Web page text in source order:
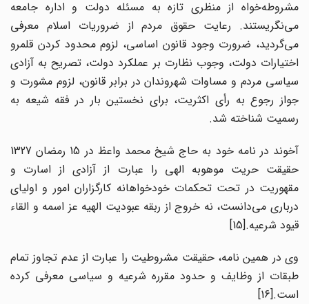
مشروطه‌خواه از منظری تازه به مسئله دولت و اداره جامعه
می‌نگریستند. رعایت حقوق مردم از ضروریات اسلام معرفی
می‌گردید، ضرورت وجود قانون اساسی، لزوم محدود کردن قلمرو
اختیارات دولت، وجوب نظارت بر عملکرد دولت، تصریح به آزادی
سیاسی مردم و مساوات شهروندان در برابر قانون، لزوم مشورت و
جواز رجوع به رأی اکثریت، برای نخستین بار در فقه شیعه به
رسمیت شناخته شد.
آخوند در نامه خود به حاج شیخ محمد واعظ در 15 رمضان 1327
حقیقت حریت موهوبه الهی را عبارت از آزادی از اسارت و
مقهوریت در تحت تحکمات خودخواهانه کارگزاران امور و اولیای
درباری می‌دانست، نه خروج از ربقه عبودیت الهیه عز اسمه و القاء
قیود شرعیه.[15]
وی در همین نامه، حقیقت مشروطیت را عبارت از عدم تجاوز تمام
طبقات از وظایف و حدود مقرره شرعیه و سیاسی معرفی کرده
است.[16]